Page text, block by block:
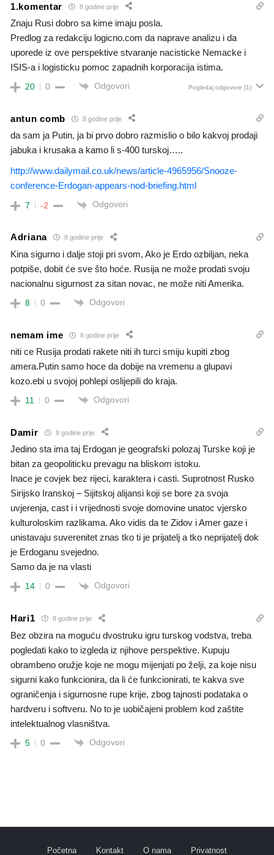
1.komentar 8 godine prije
Znaju Rusi dobro sa kime imaju posla.
Predlog za redakciju logicno.com da naprave analizu i da
uporede iz ove perspektive stvaranje nacisticke Nemacke i
ISIS-a i logisticku pomoc zapadnih korporacija istima.
20 0 Odgovori Pogledaj odgovore (1)
antun comb 8 godine prije
da sam ja Putin, ja bi prvo dobro razmislio o bilo kakvoj prodaji
jabuka i krusaka a kamo li s-400 turskoj…..
http://www.dailymail.co.uk/news/article-4965956/Snooze-
conference-Erdogan-appears-nod-briefing.html
7 -2 Odgovori
Adriana 8 godine prije
Kina sigurno i dalje stoji pri svom, Ako je Erdo ozbiljan, neka
potpiše, dobit će sve što hoće. Rusija ne može prodati svoju
nacionalnu sigurnost za sitan novac, ne može niti Amerika.
8 0 Odgovori
nemam ime 8 godine prije
niti ce Rusija prodati rakete niti ih turci smiju kupiti zbog
amera.Putin samo hoce da dobije na vremenu a glupavi
kozo.ebi u svojoj pohlepi oslijepili do kraja.
11 0 Odgovori
Damir 8 godine prije
Jedino sta ima taj Erdogan je geografski polozaj Turske koji je
bitan za geopoliticku prevagu na bliskom istoku.
Inace je covjek bez rijeci, karaktera i casti. Suprotnost Rusko
Sirijsko Iranskoj – Sijitskoj alijansi koji se bore za svoja
uvjerenja, cast i i vrijednosti svoje domovine unatoc vjersko
kulturoloskim razlikama. Ako vidis da te Zidov i Amer gaze i
unistavaju suverenitet znas tko ti je prijatelj a tko neprijatelj dok
je Erdoganu svejedno.
Samo da je na vlasti
14 0 Odgovori
Hari1 8 godine prije
Bez obzira na moguću dvostruku igru turskog vodstva, treba
pogledati kako to izgleda iz njihove perspektive. Kupuju
obrambeno oružje koje ne mogu mijenjati po želji, za koje nisu
sigurni kako funkcionira, da li će funkcionirati, te kakva sve
ograničenja i sigurnosne rupe krije, zbog tajnosti podataka o
hardveru i softveru. No to je uobičajeni problem kod zaštite
intelektualnog vlasništva.
5 0 Odgovori
Početna Kontakt O nama Privatnost